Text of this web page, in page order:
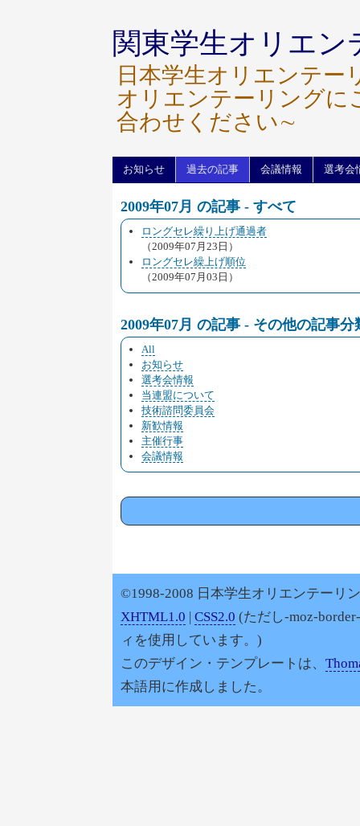
関東学生オリエン
日本学生オリエンテ
オリエンテーリングに
合わせください∼
お知らせ 過去の記事 会議情報 選考会
2009年07月 の記事 - すべて
ロングセレ繰り上げ通過者
（2009年07月23日）
ロングセレ繰上げ順位
（2009年07月03日）
2009年07月 の記事 - その他の記事分
All
お知らせ
選考会情報
当連盟について
技術諮問委員会
新歓情報
主催行事
会議情報
©1998-2008 日本学生オリエンテーリ
XHTML1.0 | CSS2.0 (ただし-moz-
ィを使用しています。)
このデザイン・テンプレートは、
本語用に作成しました。